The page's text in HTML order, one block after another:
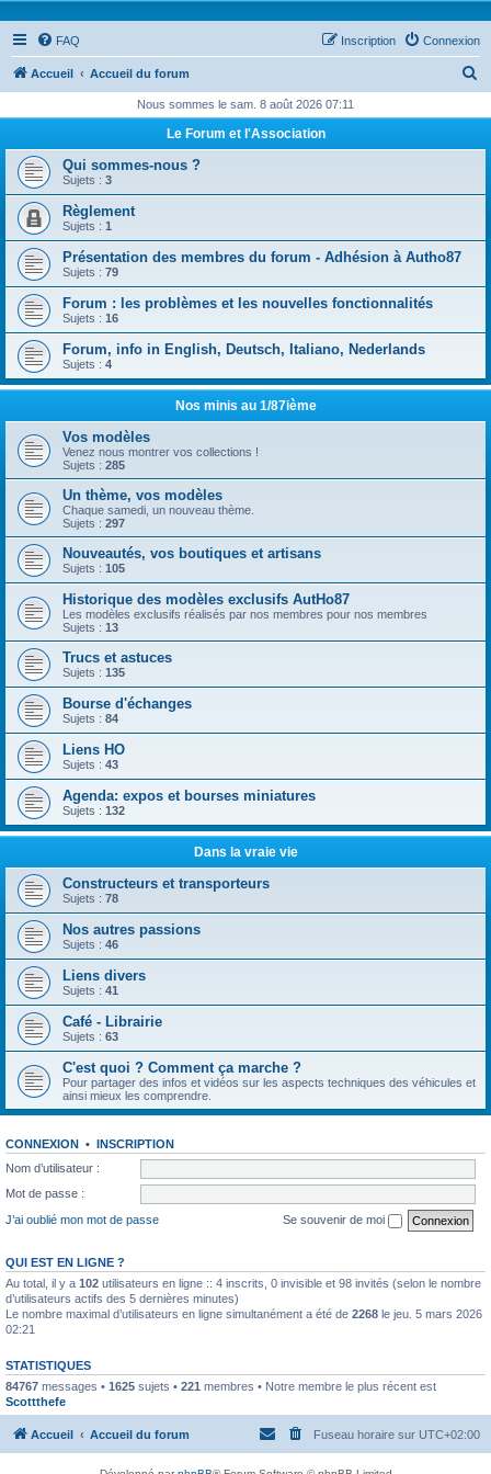
FAQ Connexion
Inscription
Accueil Accueil du forum
h
Nous sommes le sam. 8 août 2026 07:11
Le Forum et l'Association
Qui sommes-nous ?
Sujets : 3
Règlement
Sujets : 1
Présentation des membres du forum - Adhésion à Autho87
Sujets : 79
Forum : les problèmes et les nouvelles fonctionnalités
Sujets : 16
Forum, info in English, Deutsch, Italiano, Nederlands
Sujets : 4
Nos minis au 1/87ième
Vos modèles
Venez nous montrer vos collections !
Sujets : 285
Un thème, vos modèles
Chaque samedi, un nouveau thème.
Sujets : 297
Nouveautés, vos boutiques et artisans
Sujets : 105
Historique des modèles exclusifs AutHo87
Les modèles exclusifs réalisés par nos membres pour nos membres
Sujets : 13
Trucs et astuces
Sujets : 135
Bourse d'échanges
Sujets : 84
Liens HO
Sujets : 43
Agenda: expos et bourses miniatures
Sujets : 132
Dans la vraie vie
Constructeurs et transporteurs
Sujets : 78
Nos autres passions
Sujets : 46
Liens divers
Sujets : 41
Café - Librairie
Sujets : 63
C'est quoi ? Comment ça marche ?
Pour partager des infos et vidéos sur les aspects techniques des véhicules et
ainsi mieux les comprendre.
CONNEXION • INSCRIPTION
Nom d’utilisateur :
Mot de passe :
J’ai oublié mon mot de passe
Se souvenir de moi
QUI EST EN LIGNE ?
Au total, il y a 102 utilisateurs en ligne :: 4 inscrits, 0 invisible et 98 invités (selon le nombre
d’utilisateurs actifs des 5 dernières minutes)
Le nombre maximal d’utilisateurs en ligne simultanément a été de 2268 le jeu. 5 mars 2026
02:21
STATISTIQUES
84767 messages • 1625 sujets • 221 membres • Notre membre le plus récent est
Scottthefe
Accueil Accueil du forum Fuseau horaire sur UTC+02:00